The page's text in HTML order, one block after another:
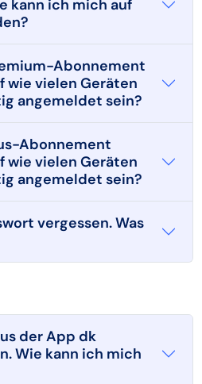
kann ich mich auf
Abonnement
wie vielen Geräten
angemeldet sein?
Abonnement
wie vielen Geräten
angemeldet sein?
vergessen. Was
der App dk
Wie kann ich mich